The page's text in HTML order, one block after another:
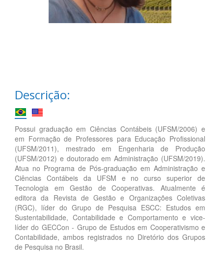
Descrição:
Possui graduação em Ciências Contábeis (UFSM/2006) e
em Formação de Professores para Educação Profissional
(UFSM/2011), mestrado em Engenharia de Produção
(UFSM/2012) e doutorado em Administração (UFSM/2019).
Atua no Programa de Pós-graduação em Administração e
Ciências Contábeis da UFSM e no curso superior de
Tecnologia em Gestão de Cooperativas. Atualmente é
editora da Revista de Gestão e Organizações Coletivas
(RGC), líder do Grupo de Pesquisa ESCC: Estudos em
Sustentabilidade, Contabilidade e Comportamento e vice-
líder do GECCon - Grupo de Estudos em Cooperativismo e
Contabilidade, ambos registrados no Diretório dos Grupos
de Pesquisa no Brasil.